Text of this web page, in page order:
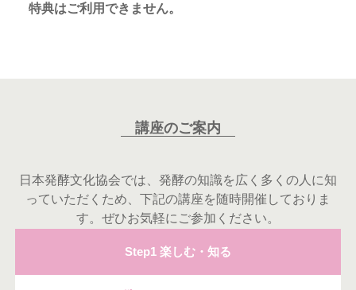
特典はご利用できません。
講座のご案内
日本発酵文化協会では、発酵の知識を広く多くの人に知
っていただくため、下記の講座を随時開催しておりま
す。ぜひお気軽にご参加ください。
Step1 楽しむ・知る